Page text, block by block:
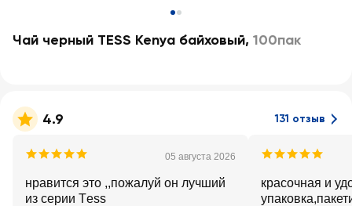
Чай черный TESS Kenya байховый, 100пак
4.9 131 отзыв
05 августа 2026
нравится это ,,пожалуй он лучший
из серии Тess
красочная и